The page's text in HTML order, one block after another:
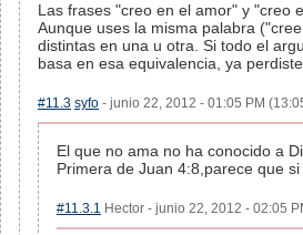
Las frases "creo en el amor" y "creo
Aunque uses la misma palabra
distintas en una u otra. Si todo el
basa en esa equivalencia, ya perdiste.
#11.3 syfo - junio 22, 2012 - 01:05 PM
El que no ama no ha conocido a
Primera de Juan 4:8,parece que si
#11.3.1 Hector - junio 22, 2012 - 02:05